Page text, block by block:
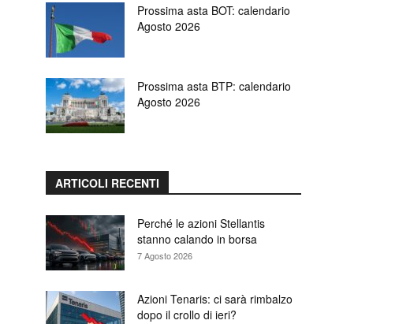
Prossima asta BOT: calendario
Agosto 2026
Prossima asta BTP: calendario
Agosto 2026
ARTICOLI RECENTI
Perché le azioni Stellantis
stanno calando in borsa
7 Agosto 2026
Azioni Tenaris: ci sarà rimbalzo
dopo il crollo di ieri?